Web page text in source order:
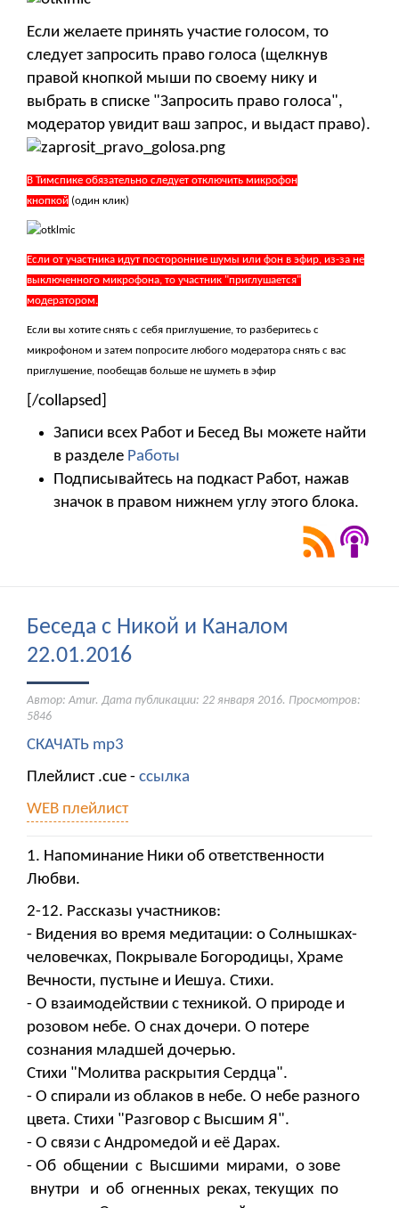
Если желаете принять участие голосом, то
следует запросить право голоса (щелкнув
правой кнопкой мыши по своему нику и
выбрать в списке "Запросить право голоса",
модератор увидит ваш запрос, и выдаст право).
В Тимспике обязательно следует отключить микрофон
кнопкой (один клик)
Если от участника идут посторонние шумы или фон в эфир, из-за не
выключенного микрофона, то участник "приглушается"
модератором.
Если вы хотите снять с себя приглушение, то разберитесь с
микрофоном и затем попросите любого модератора снять с вас
приглушение, пообещав больше не шуметь в эфир
[/collapsed]
Записи всех Работ и Бесед Вы можете найти
в разделе Работы
Подписывайтесь на подкаст Работ, нажав
значок в правом нижнем углу этого блока.
Беседа с Никой и Каналом
22.01.2016
Автор: Amur. Дата публикации: 22 января 2016. Просмотров:
5846
СКАЧАТЬ mp3
Плейлист .cue - ссылка
WEB плейлист
1. Напоминание Ники об ответственности
Любви.
2-12. Рассказы участников:
- Видения во время медитации: о Солнышках-
человечках, Покрывале Богородицы, Храме
Вечности, пустыне и Иешуа. Стихи.
- О взаимодействии с техникой. О природе и
розовом небе. О снах дочери. О потере
сознания младшей дочерью.
Стихи "Молитва раскрытия Сердца".
- О спирали из облаков в небе. О небе разного
цвета. Стихи "Разговор с Высшим Я".
- О связи с Андромедой и её Дарах.
- Об общении с Высшими мирами, о зове
внутри и об огненных реках, текущих по